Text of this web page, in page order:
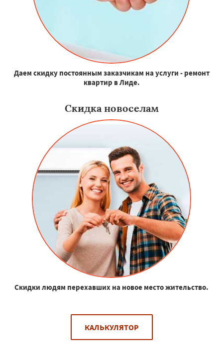
Даем скидку постоянным заказчикам на услуги - ремонт
квартир в Лиде.
Скидка новоселам
Скидки людям перехавших на новое место жительство.
КАЛЬКУЛЯТОР